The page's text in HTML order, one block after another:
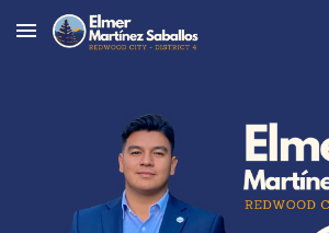
Skip to main content